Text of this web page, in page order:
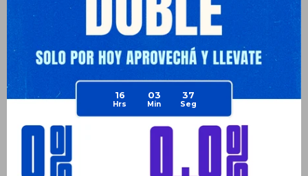
16 03 37
Medios de pago
Productos que te pueden interesar